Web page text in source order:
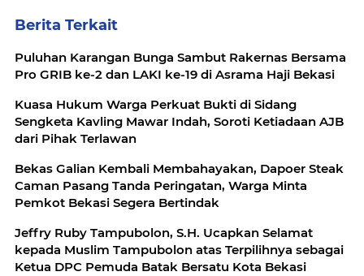
Berita Terkait
Puluhan Karangan Bunga Sambut Rakernas Bersama
Pro GRIB ke-2 dan LAKI ke-19 di Asrama Haji Bekasi
Kuasa Hukum Warga Perkuat Bukti di Sidang
Sengketa Kavling Mawar Indah, Soroti Ketiadaan AJB
dari Pihak Terlawan
Bekas Galian Kembali Membahayakan, Dapoer Steak
Caman Pasang Tanda Peringatan, Warga Minta
Pemkot Bekasi Segera Bertindak
Jeffry Ruby Tampubolon, S.H. Ucapkan Selamat
kepada Muslim Tampubolon atas Terpilihnya sebagai
Ketua DPC Pemuda Batak Bersatu Kota Bekasi